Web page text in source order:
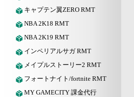
キャプテン翼ZERO RMT
NBA 2K18 RMT
NBA 2K19 RMT
インペリアルサガ RMT
メイプルストーリー2 RMT
フォートナイト/fortnite RMT
MY GAMECITY 課金代行